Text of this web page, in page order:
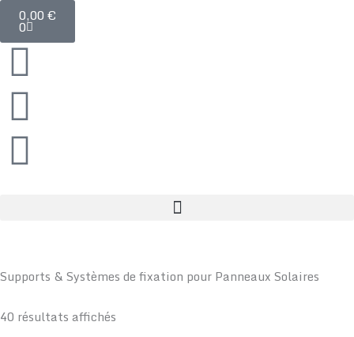
Aller
contenu
0,00 €
0
Supports & Systèmes de fixation pour Panneaux Solaires
40 résultats affichés